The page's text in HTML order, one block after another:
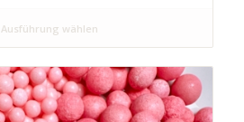
Ausführung wählen